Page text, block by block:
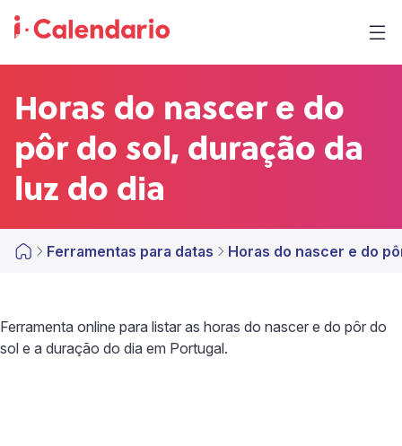
Horas do nascer e do
pôr do sol, duração da
luz do dia
Ferramentas para datas Horas do nascer e do
Ferramenta online para listar as horas do nascer e do pôr do
sol e a duração do dia em Portugal.